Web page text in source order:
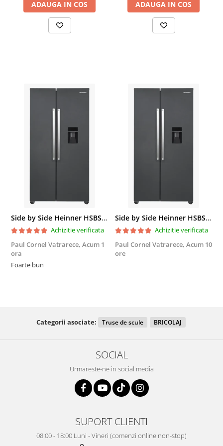
ADAUGA IN COS ADAUGA IN COS
Side by Side Heinner HSBS-HM439NFINVDGWDE++, Total No Frost, Compresor Inverter, Dozator Apa, Display Touch LED, 439 L, Clasa E, Gri Antracit Texturat
Achizitie verificata
Paul Cornel Vatrarece, Acum 1
ora
Foarte bun
Side by Side Heinner HSBS-HM439NFINVDGWDE++, Total No Frost, Compresor Inverter, Dozator Apa, Display Touch LED, 439 L, Clasa E, Gri Antracit Texturat
Achizitie verificata
Paul Cornel Vatrarece, Acum 10
ore
Categorii asociate: Truse de scule BRICOLAJ
SOCIAL
Urmareste-ne in social media
SUPORT CLIENTI
08:00 - 18:00 Luni - Vineri (comenzi online non-stop)